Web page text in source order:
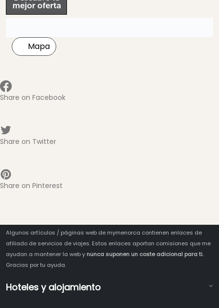
Mapa
Share on Facebook
Share on Twitter
Share on Pinterest
Algunos artículos / páginas web de mymenorca contienen enlaces de
afiliado de servicios de viajes. Estos enlaces aportan comisiones que me
ayudan a mantener la web y nunca suponen un coste adicional para ti.
Gracias por tu ayuda.
Hoteles y alojamiento